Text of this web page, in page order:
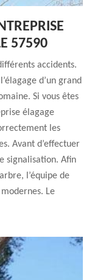
57590
accidents.
d’un grand
Si vous êtes
élagage
les
Avant d’effectuer
signalisation. Afin
l’équipe de
Le